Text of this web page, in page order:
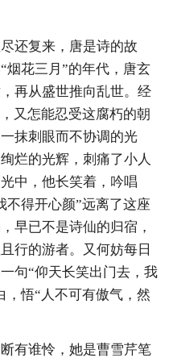
还复来，唐是诗的故
烟花三月”的年代，唐玄
再从盛世推向乱世。经
又怎能忍受这腐朽的朝
抹刺眼而不协调的光
烂的光辉，刺痛了小人
中，他长笑着，吟唱
不得开心颜”远离了这座
早已不是诗仙的归宿，
行的游者。又何妨每日
句“仰天长笑出门去，我
，悟“人不可有傲气，然
有谁怜，她是曹雪芹笔